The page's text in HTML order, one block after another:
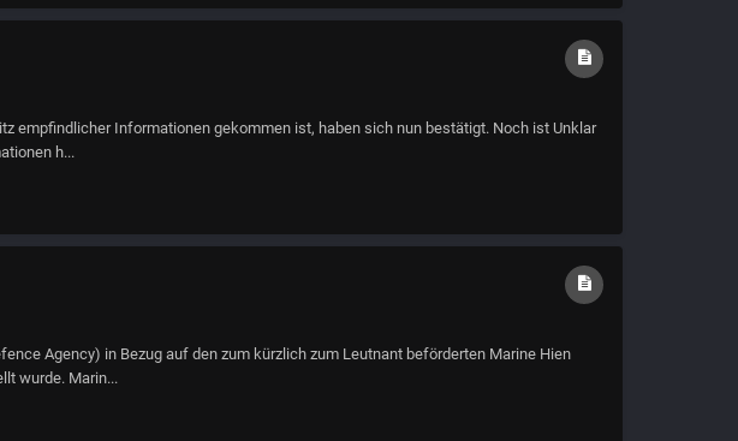
empfindlicher Informationen gekommen ist, haben sich nun bestätigt. Noch ist Unklar
h...
Agency) in Bezug auf den zum kürzlich zum Leutnant beförderten Marine Hien
wurde. Marin...